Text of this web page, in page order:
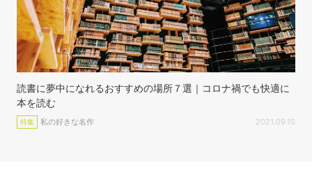
読書に夢中になれるおすすめの場所７選｜コロナ禍でも快適に
本を読む
特集 私の好きな名作 2021.09.15